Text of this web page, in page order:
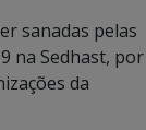
sanadas pelas
na Sedhast, por
da